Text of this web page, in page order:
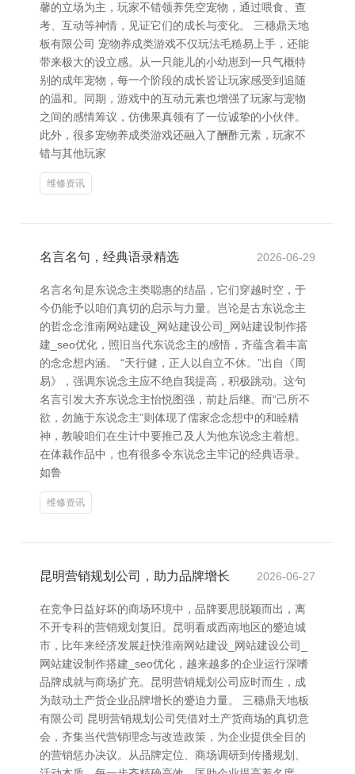
馨的立场为主，玩家不错领养凭空宠物，通过喂食、查
考、互动等神情，见证它们的成长与变化。 三穗鼎天地
板有限公司 宠物养成类游戏不仅玩法毛糙易上手，还能
带来极大的设立感。从一只能儿的小幼崽到一只气概特
别的成年宠物，每一个阶段的成长皆让玩家感受到追随
的温和。同期，游戏中的互动元素也增强了玩家与宠物
之间的感情筹议，仿佛果真领有了一位诚挚的小伙伴。
此外，很多宠物养成类游戏还融入了酬酢元素，玩家不
错与其他玩家
维修资讯
名言名句，经典语录精选 2026-06-29
名言名句是东说念主类聪惠的结晶，它们穿越时空，于
今仍能予以咱们真切的启示与力量。岂论是古东说念主
的哲念念淮南网站建设_网站建设公司_网站建设制作搭
建_seo优化，照旧当代东说念主的感悟，齐蕴含着丰富
的念念想内涵。 “天行健，正人以自立不休。”出自《周
易》，强调东说念主应不绝自我提高，积极跳动。这句
名言引发大齐东说念主怡悦图强，前赴后继。而“己所不
欲，勿施于东说念主”则体现了儒家念念想中的和睦精
神，教唆咱们在生计中要推己及人为他东说念主着想。
在体裁作品中，也有很多令东说念主牢记的经典语录。
如鲁
维修资讯
昆明营销规划公司，助力品牌增长 2026-06-27
在竞争日益好坏的商场环境中，品牌要思脱颖而出，离
不开专科的营销规划复旧。昆明看成西南地区的蹙迫城
市，比年来经济发展赶快淮南网站建设_网站建设公司_
网站建设制作搭建_seo优化，越来越多的企业运行深嗜
品牌成就与商场扩充。昆明营销规划公司应时而生，成
为鼓动土产货企业品牌增长的蹙迫力量。 三穗鼎天地板
有限公司 昆明营销规划公司凭借对土产货商场的真切意
会，齐集当代营销理念与改造政策，为企业提供全目的
的营销惩办决议。从品牌定位、商场调研到传播规划、